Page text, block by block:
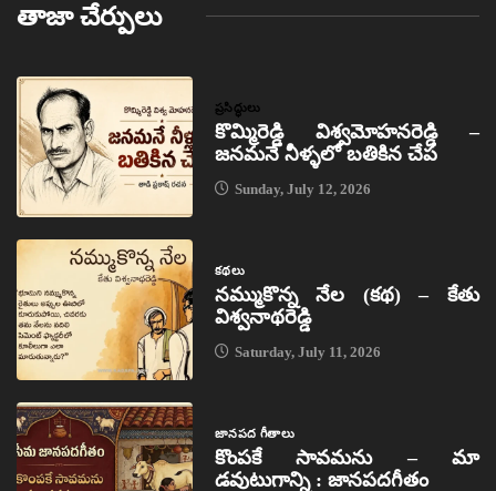
తాజా చేర్పులు
ప్రసిద్ధులు
కొమ్మిరెడ్డి విశ్వమోహనరెడ్డి –
జనమనే నీళ్ళలో బతికిన చేప
Sunday, July 12, 2026
కథలు
నమ్ముకొన్న నేల (కథ) – కేతు
విశ్వనాథరెడ్డి
Saturday, July 11, 2026
జానపద గీతాలు
కొంపకే సావమను – మా
డవుటుగాన్ని : జానపదగీతం